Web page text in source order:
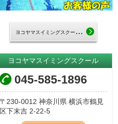
ヨ
コヤマスイミングスクールTOP
ヨコヤマスイミングスクール
045-585-1896
230-0012 神奈川県 横浜市鶴見
区下末吉 2-22-5